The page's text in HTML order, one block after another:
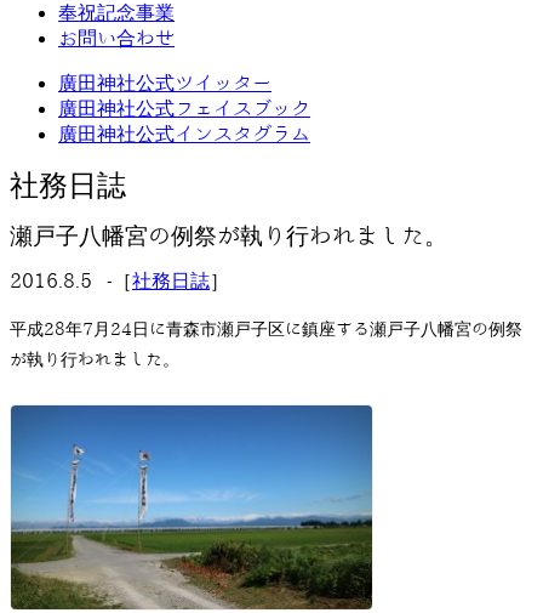
奉祝記念事業
お問い合わせ
廣田神社公式ツイッター
廣田神社公式フェイスブック
廣田神社公式インスタグラム
社務日誌
瀬戸子八幡宮の例祭が執り行われました。
2016.8.5 -［社務日誌］
平成28年7月24日に青森市瀬戸子区に鎮座する瀬戸子八幡宮の例祭
が執り行われました。